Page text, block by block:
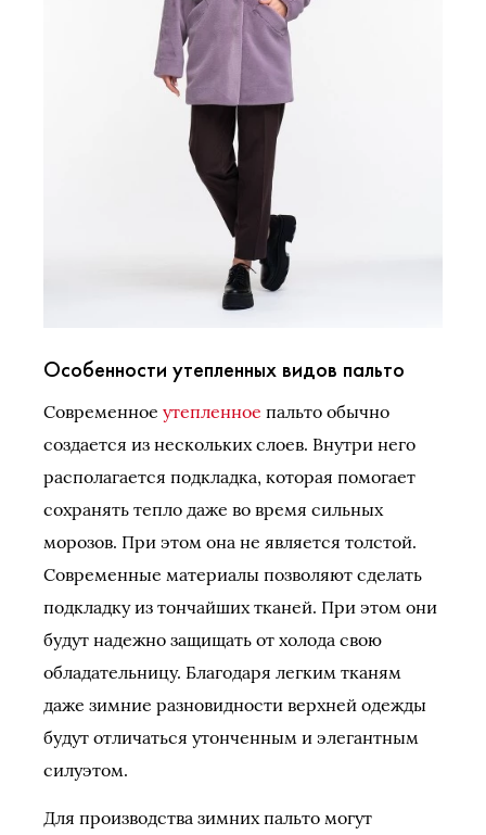
Особенности утепленных видов пальто
Современное утепленное пальто обычно
создается из нескольких слоев. Внутри него
располагается подкладка, которая помогает
сохранять тепло даже во время сильных
морозов. При этом она не является толстой.
Современные материалы позволяют сделать
подкладку из тончайших тканей. При этом они
будут надежно защищать от холода свою
обладательницу. Благодаря легким тканям
даже зимние разновидности верхней одежды
будут отличаться утонченным и элегантным
силуэтом.
Для производства зимних пальто могут